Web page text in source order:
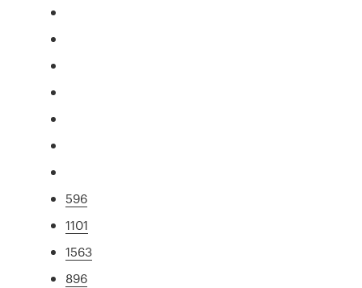
596
1101
1563
896